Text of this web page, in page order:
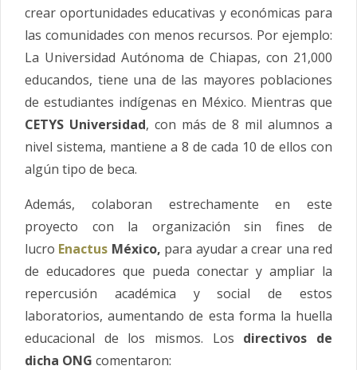
crear oportunidades educativas y económicas para
las comunidades con menos recursos. Por ejemplo:
La Universidad Autónoma de Chiapas, con 21,000
educandos, tiene una de las mayores poblaciones
de estudiantes indígenas en México. Mientras que
CETYS Universidad, con más de 8 mil alumnos a
nivel sistema, mantiene a 8 de cada 10 de ellos con
algún tipo de beca.
Además, colaboran estrechamente en este
proyecto con la organización sin fines de
lucro Enactus México, para ayudar a crear una red
de educadores que pueda conectar y ampliar la
repercusión académica y social de estos
laboratorios, aumentando de esta forma la huella
educacional de los mismos. Los directivos de
dicha ONG comentaron: